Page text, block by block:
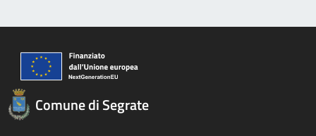
Comune di Segrate